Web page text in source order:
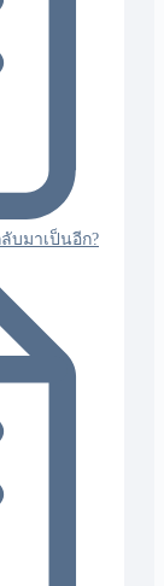
บมาเป็นอีก?